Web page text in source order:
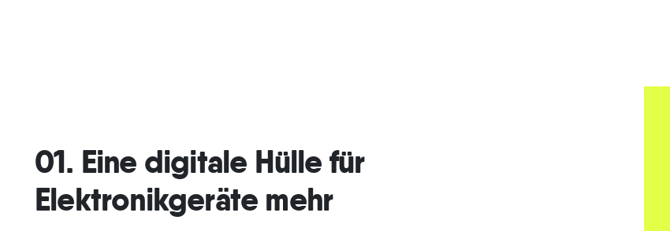
01. Eine digitale Hülle für
Elektronikgeräte mehr